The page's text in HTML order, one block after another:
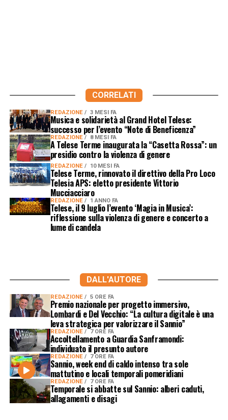
CORRELATI
REDAZIONE 3 MESI FA
Musica e solidarietà al Grand Hotel Telese:
successo per l’evento “Note di Beneficenza”
REDAZIONE 8 MESI FA
A Telese Terme inaugurata la “Casetta Rossa”: un
presidio contro la violenza di genere
REDAZIONE 10 MESI FA
Telese Terme, rinnovato il direttivo della Pro Loco
Telesia APS: eletto presidente Vittorio
Mucciacciaro
REDAZIONE 1 ANNO FA
Telese, il 9 luglio l’evento ‘Magia in Musica’:
riflessione sulla violenza di genere e concerto a
lume di candela
DALL'AUTORE
REDAZIONE 5 ORE FA
Premio nazionale per progetto immersivo,
Lombardi e Del Vecchio: “La cultura digitale è una
leva strategica per valorizzare il Sannio”
REDAZIONE 7 ORE FA
Accoltellamento a Guardia Sanframondi:
individuato il presunto autore
REDAZIONE 7 ORE FA
Sannio, week end di caldo intenso tra sole
mattutino e locali temporali pomeridiani
REDAZIONE 7 ORE FA
Temporale si abbatte sul Sannio: alberi caduti,
allagamenti e disagi